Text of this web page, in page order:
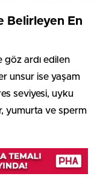
Belirleyen En
ardı edilen
unsur ise yaşam
seviyesi, uyku
yumurta ve sperm